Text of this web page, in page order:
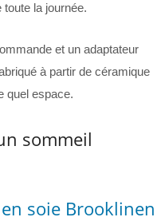
toute la journée.
et un adaptateur
à partir de céramique
quel espace.
sommeil
soie Brooklinen